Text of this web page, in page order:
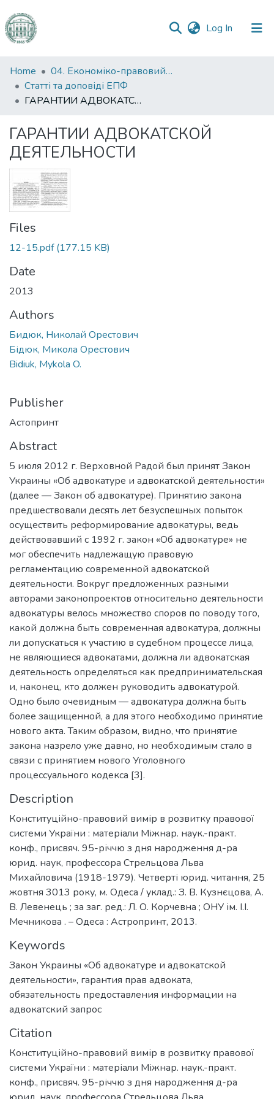
Log In (current)
Communities
&
Collections
Statistics
Home
04. Економіко-правовий факультет
Статті та доповіді ЕПФ
ГАРАНТИИ АДВОКАТСКОЙ ДЕЯТЕЛЬНОСТИ
ГАРАНТИИ АДВОКАТСКОЙ
ДЕЯТЕЛЬНОСТИ
Files
12-15.pdf(177.15 KB)
Date
2013
Authors
Бидюк, Николай Орестович
Бідюк, Микола Орестович
Bidiuk, Mykola O.
Publisher
Астопринт
Abstract
5 июля 2012 г. Верховной Радой был принят Закон
Украины «Об адвокатуре и адвокатской деятельности»
(далее — Закон об адвокатуре). Принятию закона
предшествовали десять лет безуспешных попыток
осуществить реформирование адвокатуры, ведь
действовавший с 1992 г. закон «Об адвокатуре» не
мог обеспечить надлежащую правовую
регламентацию современной адвокатской
деятельности. Вокруг предложенных разными
авторами законопроектов относительно деятельности
адвокатуры велось множество споров по поводу того,
какой должна быть современная адвокатура, должны
ли допускаться к участию в судебном процессе лица,
не являющиеся адвокатами, должна ли адвокатская
деятельность определяться как предпринимательская
и, наконец, кто должен руководить адвокатурой.
Одно было очевидным — адвокатура должна быть
более защищенной, а для этого необходимо принятие
нового акта. Таким образом, видно, что принятие
закона назрело уже давно, но необходимым стало в
связи с принятием нового Уголовного
процессуального кодекса [3].
Description
Конституційно-правовий вимір в розвитку правової
системи України : матеріали Міжнар. наук.-практ.
конф., присвяч. 95-річчю з дня народження д-ра
юрид. наук, профессора Стрельцова Льва
Михайловича (1918-1979). Четверті юрид. читання, 25
жовтня 3013 року, м. Одеса / уклад.: З. В. Кузнєцова, А.
В. Левенець ; за заг. ред.: Л. О. Корчевна ; ОНУ ім. І.І.
Мечникова . – Одеса : Астропринт, 2013.
Keywords
Закон Украины «Об адвокатуре и адвокатской
деятельности», гарантия прав адвоката,
обязательность предоставления информации на
адвокатский запрос
Citation
Конституційно-правовий вимір в розвитку правової
системи України : матеріали Міжнар. наук.-практ.
конф., присвяч. 95-річчю з дня народження д-ра